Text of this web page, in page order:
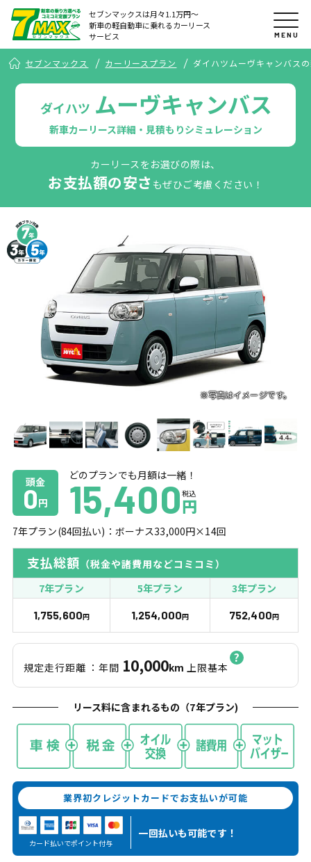
セブンマックスは月々1.1万円〜
新車の軽自動車に乗れるカーリース
サービス
MENU
セブンマックス カーリースプラン ダイハツムーヴキャンバス
ダイハツ ムーヴキャンバス
新車カーリース詳細・見積もりシミュレーション
カーリースをお選びの際は、
お支払額の安さ もぜひご考慮ください！
頭金
0円
どのプランでも月額は一緒！
15,400 税込
円
7年プラン(84回払い)：ボーナス33,000円×14回
支払総額 （税金や諸費用などコミコミ）
7年プラン
5年プラン 3年プラン
1,755,600円 1,254,000円 752,400円
規定走行距離 ：年間 10,000km 上限基本
リース料に含まれるもの（7年プラン)
業界初クレジットカードでお支払いが可能
カード払いでポイント付与
一回払いも可能です！